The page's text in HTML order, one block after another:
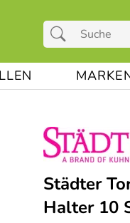
Städter
Halter 10